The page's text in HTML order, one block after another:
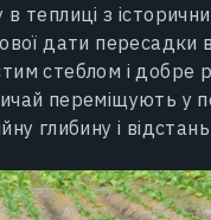
теплиці з
дати пересадки
стеблом і
переміщують у
глибину і